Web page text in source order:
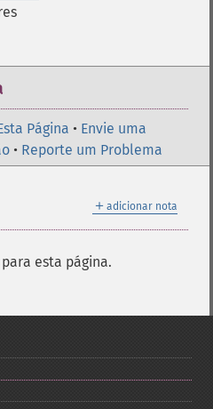
Página • Envie uma
• Reporte um Problema
＋ adicionar nota
esta página.